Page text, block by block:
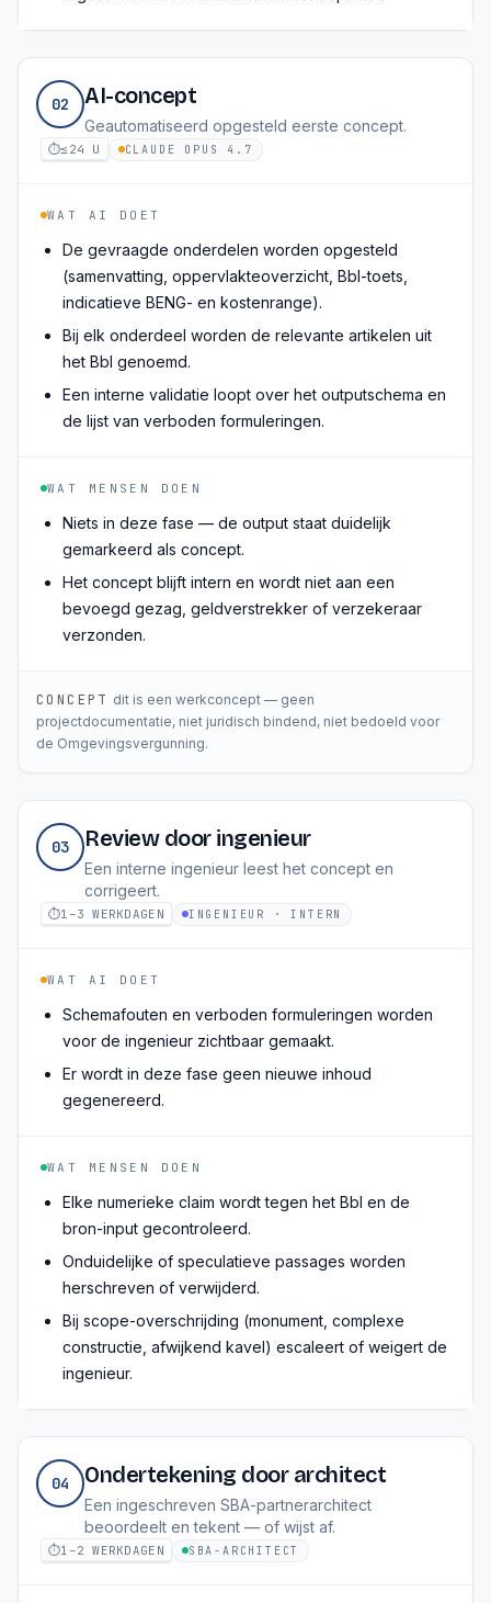
02 AI-concept
Geautomatiseerd opgesteld eerste concept.
⏱≤24 U CLAUDE OPUS 4.7
WAT AI DOET
De gevraagde onderdelen worden opgesteld
(samenvatting, oppervlakteoverzicht, Bbl-toets,
indicatieve BENG- en kostenrange).
Bij elk onderdeel worden de relevante artikelen uit
het Bbl genoemd.
Een interne validatie loopt over het outputschema en
de lijst van verboden formuleringen.
WAT MENSEN DOEN
Niets in deze fase — de output staat duidelijk
gemarkeerd als concept.
Het concept blijft intern en wordt niet aan een
bevoegd gezag, geldverstrekker of verzekeraar
verzonden.
CONCEPT dit is een werkconcept — geen
projectdocumentatie, niet juridisch bindend, niet bedoeld voor
de Omgevingsvergunning.
03 Review door ingenieur
Een interne ingenieur leest het concept en
corrigeert.
⏱1–3 WERKDAGEN INGENIEUR · INTERN
WAT AI DOET
Schemafouten en verboden formuleringen worden
voor de ingenieur zichtbaar gemaakt.
Er wordt in deze fase geen nieuwe inhoud
gegenereerd.
WAT MENSEN DOEN
Elke numerieke claim wordt tegen het Bbl en de
bron-input gecontroleerd.
Onduidelijke of speculatieve passages worden
herschreven of verwijderd.
Bij scope-overschrijding (monument, complexe
constructie, afwijkend kavel) escaleert of weigert de
ingenieur.
04 Ondertekening door architect
Een ingeschreven SBA-partnerarchitect
beoordeelt en tekent — of wijst af.
⏱1–2 WERKDAGEN SBA-ARCHITECT